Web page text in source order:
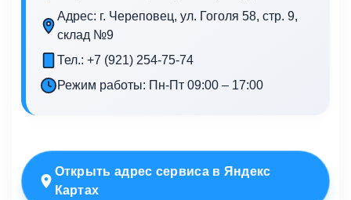
Адрес: г. Череповец, ул. Гоголя 58, стр. 9,
склад №9
Тел.: +7 (921) 254-75-74
Режим работы: Пн-Пт 09:00 – 17:00
Открыть адрес сервиса в Яндекс
Картах